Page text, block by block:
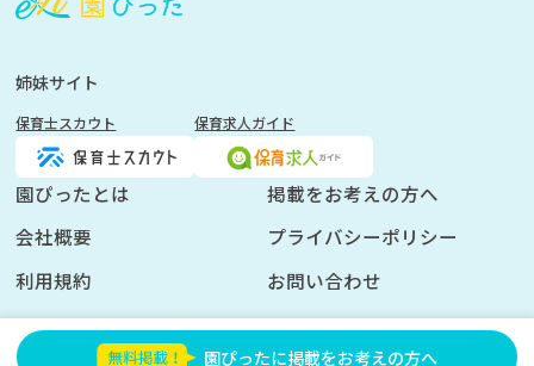
園ぴったに掲載をお考えの方へ
登
く
イ
ン
姉妹サイト
保育士スカウト 保育求人ガイド
園ぴったとは
掲載をお考えの方へ
会社概要
プライバシーポリシー
利用規約
お問い合わせ